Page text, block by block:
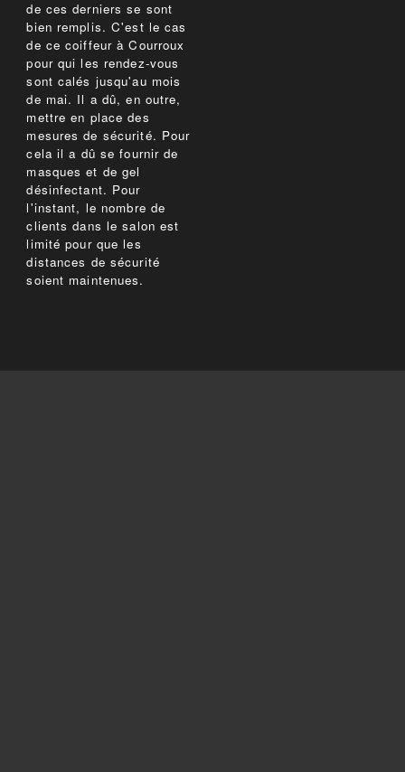
de ces derniers se sont
bien remplis. C'est le cas
de ce coiffeur à Courroux
pour qui les rendez-vous
sont calés jusqu'au mois
de mai. Il a dû, en outre,
mettre en place des
mesures de sécurité. Pour
cela il a dû se fournir de
masques et de gel
désinfectant. Pour
l'instant, le nombre de
clients dans le salon est
limité pour que les
distances de sécurité
soient maintenues.